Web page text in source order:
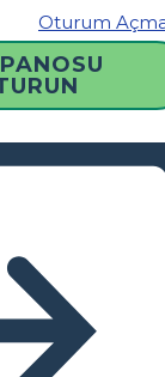
Oturum